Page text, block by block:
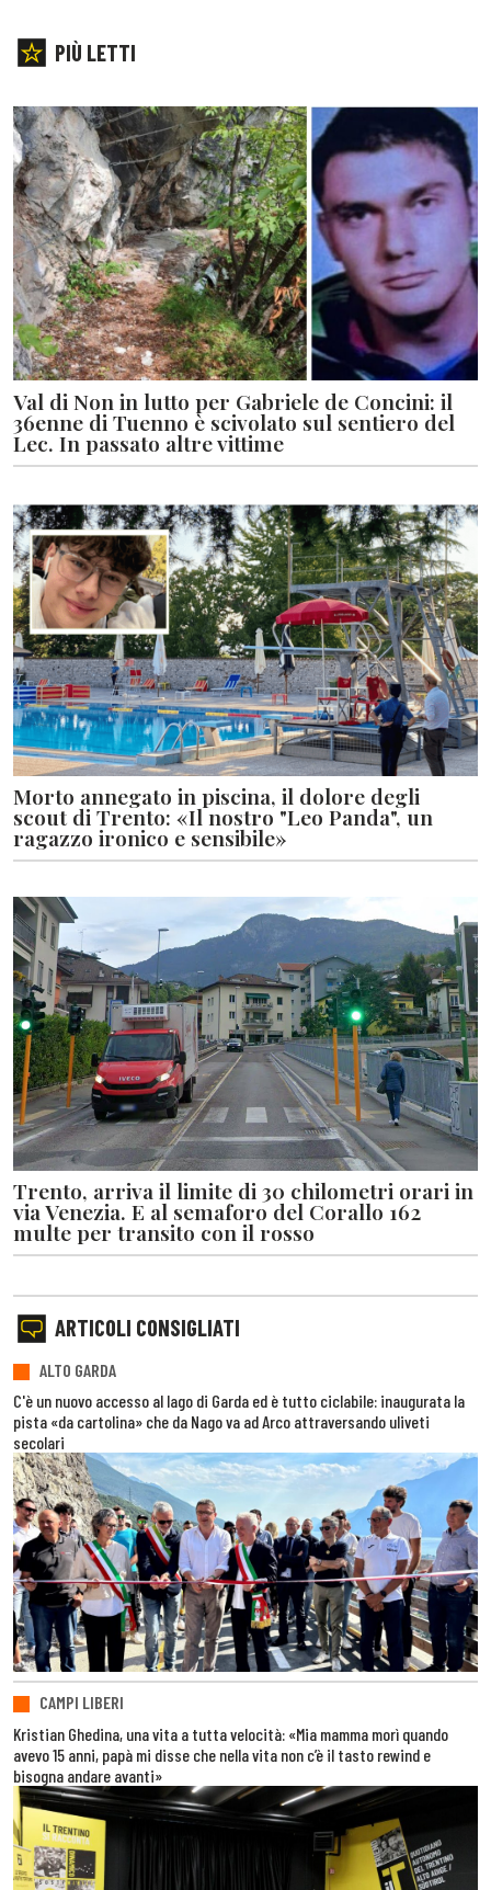
PIÙ LETTI
Val di Non in lutto per Gabriele de Concini: il
36enne di Tuenno è scivolato sul sentiero del
Lec. In passato altre vittime
Morto annegato in piscina, il dolore degli
scout di Trento: «Il nostro "Leo Panda", un
ragazzo ironico e sensibile»
Trento, arriva il limite di 30 chilometri orari in
via Venezia. E al semaforo del Corallo 162
multe per transito con il rosso
ARTICOLI CONSIGLIATI
ALTO GARDA
C'è un nuovo accesso al lago di Garda ed è tutto ciclabile: inaugurata la
pista «da cartolina» che da Nago va ad Arco attraversando uliveti
secolari
CAMPI LIBERI
Kristian Ghedina, una vita a tutta velocità: «Mia mamma morì quando
avevo 15 anni, papà mi disse che nella vita non c’è il tasto rewind e
bisogna andare avanti»